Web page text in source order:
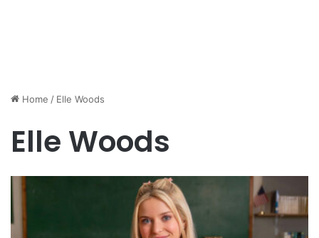
Home / Elle Woods
Elle Woods